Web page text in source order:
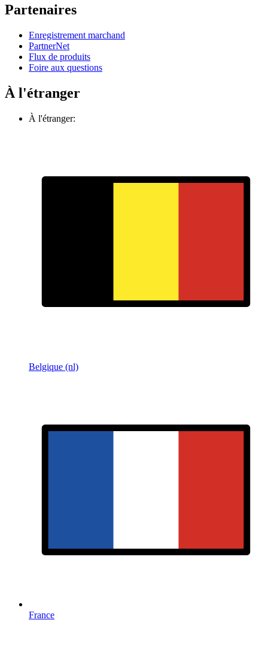
Partenaires
Enregistrement marchand
PartnerNet
Flux de produits
Foire aux questions
À l'étranger
À l'étranger:
Belgique (nl)
France